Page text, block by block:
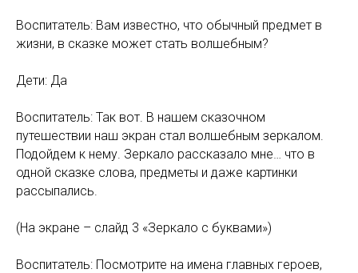
Воспитатель: Вам известно, что обычный предмет в
жизни, в сказке может стать волшебным?
Дети: Да
Воспитатель: Так вот. В нашем сказочном
путешествии наш экран стал волшебным зеркалом.
Подойдем к нему. Зеркало рассказало мне… что в
одной сказке слова, предметы и даже картинки
рассыпались.
(На экране – слайд 3 «Зеркало с буквами»)
Воспитатель: Посмотрите на имена главных героев,